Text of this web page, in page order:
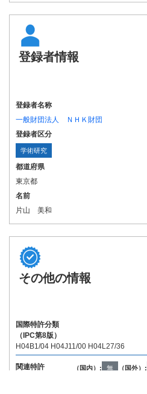
登録者情報
登録者名称
一般財団法人 ＮＨＫ財団
登録者区分
学術研究
都道府県
東京都
名前
片山 美和
その他の情報
国際特許分類
（IPC第8版）
H04B1/04 H04J11/00 H04L27/36
関連特許 （国内）: 無 （国外）: